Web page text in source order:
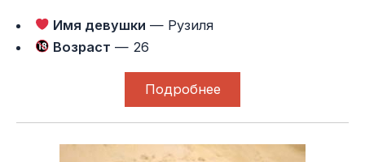
Имя девушки — Рузиля
Возраст — 26
Подробнее